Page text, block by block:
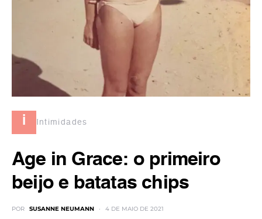
i Intimidades
Age in Grace: o primeiro
beijo e batatas chips
POR SUSANNE NEUMANN 4 DE MAIO DE 2021